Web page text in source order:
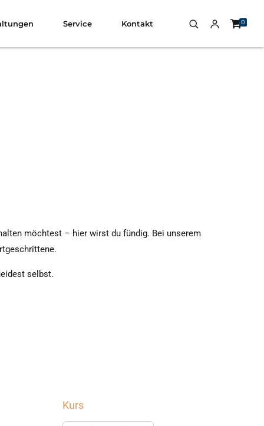
0
Service Kontakt
möchtest – hier wirst du fündig. Bei unserem
selbst.
Kurs